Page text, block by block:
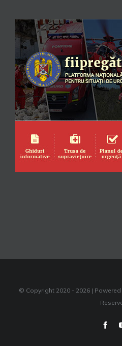
© Copyright 2020 - 2026 |